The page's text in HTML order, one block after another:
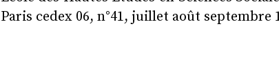
Paris cedex 06, n°41, juillet août septembre